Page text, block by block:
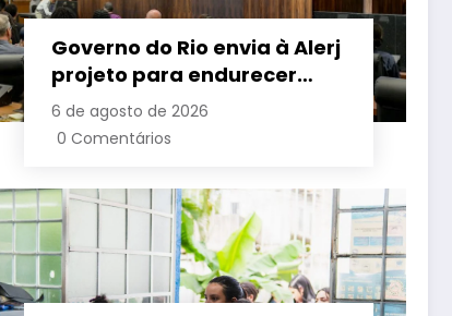
Governo do Rio envia à Alerj
projeto para endurecer
combate aos grandes
devedores de impostos
6 de agosto de 2026
0 Comentários